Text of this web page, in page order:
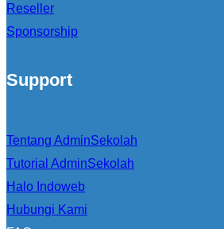
Reseller
Sponsorship
Support
Tentang AdminSekolah
Tutorial AdminSekolah
Halo Indoweb
Hubungi Kami